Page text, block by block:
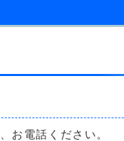
お電話ください。